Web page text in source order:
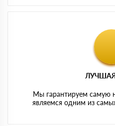
Мы гарантируем самую
являемся одним из